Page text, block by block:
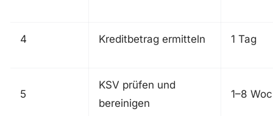
4 Kreditbetrag ermitteln 1 Tag
5
KSV prüfen und
bereinigen
1–8